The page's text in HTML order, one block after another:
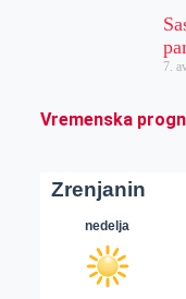
7.
Vremenska